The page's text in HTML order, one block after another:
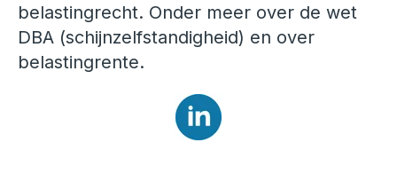
belastingrecht. Onder meer over de wet
DBA (schijnzelfstandigheid) en over
belastingrente.